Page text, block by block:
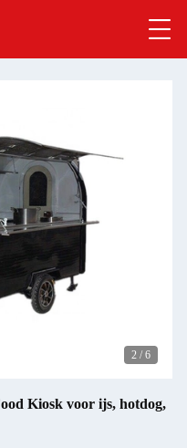
3 / 6
Kiosk voor ijs, hotdog,